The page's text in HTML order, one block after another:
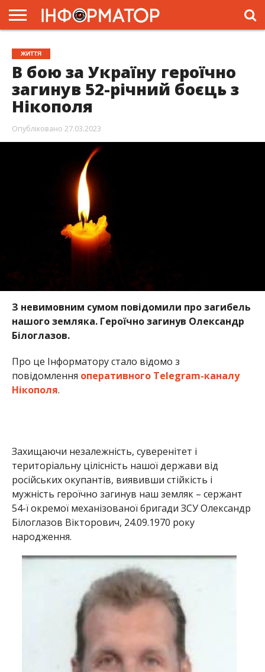
ГОЛОВНА
ЖИТТЯ
ВЛАДА
ГРОШІ
ТРЕШ
ПРЕС-
РЕЛІЗИ
РЕКЛАМА
ПРОЕКТИ
ЖИТТЯ
В бою за Україну героїчно
загинув 52-річний боєць з
Нікополя
Опубліковано 27.03.2023
З невимовним сумом повідомили про загибель
нашого земляка. Героїчно загинув Олександр
Білоглазов.
Про це Інформатору стало відомо з
повідомлення оперативного Telegram-каналу
Нікополя.
Захищаючи незалежність, суверенітет і
територіальну цілісність нашої держави від
російських окупантів, виявивши стійкість і
мужність героїчно загинув наш земляк – сержант
54-ї окремої механізованої бригади ЗСУ Олександр
Білоглазов Вікторович, 24.09.1970 року
народження.